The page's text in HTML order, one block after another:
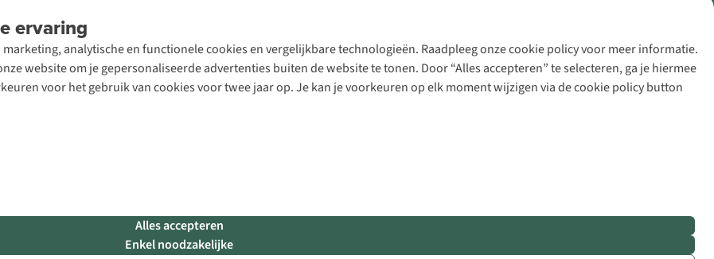
ervaring
analytische en functionele cookies en vergelijkbare technologieën. Raadpleeg onze cookie policy voor meer informatie.
website om je gepersonaliseerde advertenties buiten de website te tonen. Door “Alles accepteren” te selecteren, ga je hiermee
voor het gebruik van cookies voor twee jaar op. Je kan je voorkeuren op elk moment wijzigen via de cookie policy button
Alles accepteren
Enkel noodzakelijke